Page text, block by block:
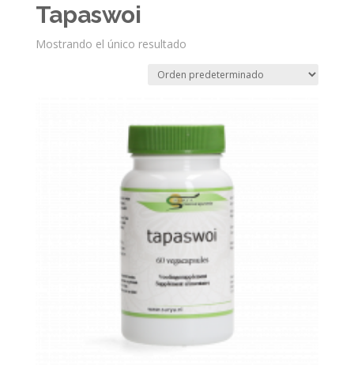
Tapaswoi
Mostrando el único resultado